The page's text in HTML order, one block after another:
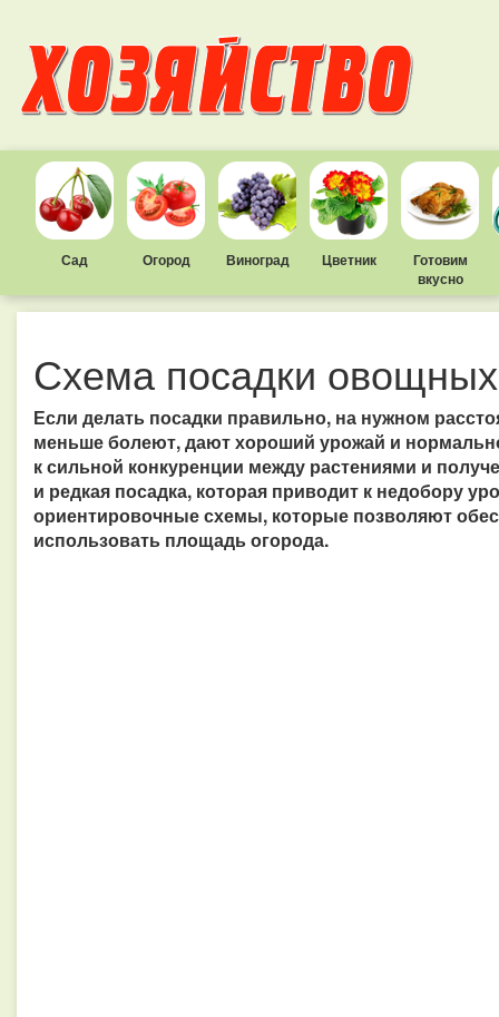
Сад Огород Виноград Цветник
Готовим
вкусно
Схема посадки овощных
Если делать посадки правильно, на нужном
меньше болеют, дают хороший урожай и
к сильной конкуренции между растениями и
и редкая посадка, которая приводит к недобору
ориентировочные схемы, которые позволяют
использовать площадь огорода.